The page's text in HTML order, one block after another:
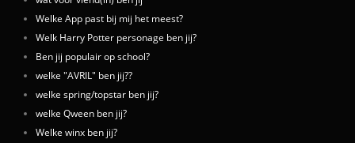
Welke App past bij mij het meest?
Welk Harry Potter personage ben jij?
Ben jij populair op school?
welke "AVRIL" ben jij??
welke spring/topstar ben jij?
welke Qween ben jij?
Welke winx ben jij?